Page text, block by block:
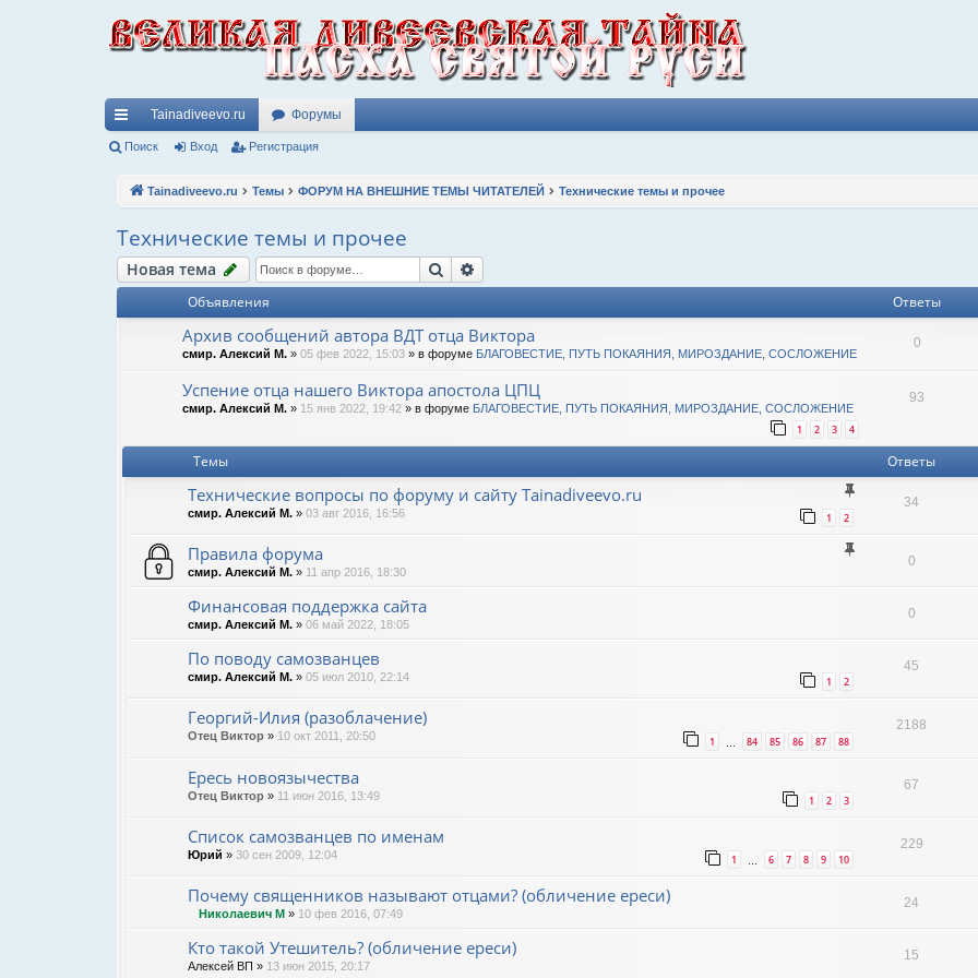
с
Tainadiveevo.ru Форумы
Поиск Вход Регистрация
Tainadiveevo.ru Темы ФОРУМ НА ВНЕШНИЕ ТЕМЫ ЧИТАТЕЛЕЙ Технические темы и прочее
Технические темы и прочее
Новая тема Поиск
Объявления Ответы
Архив сообщений автора ВДТ отца Виктора
смир. Алексий М. » 05 фев 2022, 15:03 » в форуме БЛАГОВЕСТИЕ, ПУТЬ ПОКАЯНИЯ, МИРОЗДАНИЕ, СОСЛОЖЕНИЕ
0
Успение отца нашего Виктора апостола ЦПЦ
смир. Алексий М. » 15 янв 2022, 19:42 » в форуме БЛАГОВЕСТИЕ, ПУТЬ ПОКАЯНИЯ, МИРОЗДАНИЕ, СОСЛОЖЕНИЕ
1 2 3 4
93
Темы Ответы
Технические вопросы по форуму и сайту Tainadiveevo.ru
смир. Алексий М. » 03 авг 2016, 16:56 1 2
34
Правила форума
смир. Алексий М. » 11 апр 2016, 18:30
0
Финансовая поддержка сайта
смир. Алексий М. » 06 май 2022, 18:05
0
По поводу самозванцев
смир. Алексий М. » 05 июл 2010, 22:14 1 2
45
Георгий-Илия (разоблачение)
Отец Виктор » 10 окт 2011, 20:50 1 84 85 86 87 88
2188
Ересь новоязычества
Отец Виктор » 11 июн 2016, 13:49 1 2 3
67
Список самозванцев по именам
Юрий » 30 сен 2009, 12:04 1 6 7 8 9 10
229
Почему священников называют отцами? (обличение ереси)
Николаевич М » 10 фев 2016, 07:49
24
Кто такой Утешитель? (обличение ереси)
Алексей ВП » 13 июн 2015, 20:17
15